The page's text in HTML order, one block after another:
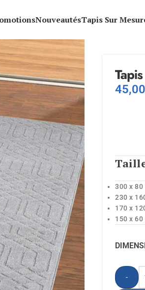
NouveautésTapis Sur
45,00
300 x
230 x
170 x
150 x
-